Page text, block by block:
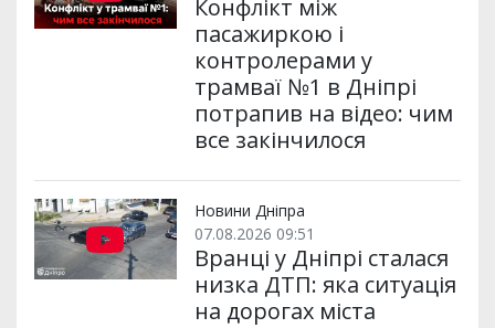
Конфлікт між
пасажиркою і
контролерами у
трамваї №1 в Дніпрі
потрапив на відео: чим
все закінчилося
Новини Дніпра
07.08.2026 09:51
Вранці у Дніпрі сталася
низка ДТП: яка ситуація
на дорогах міста